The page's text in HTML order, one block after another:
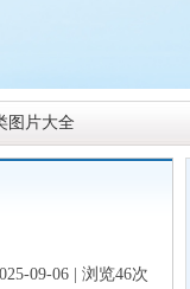
图片大全
09-06 | 浏览46次